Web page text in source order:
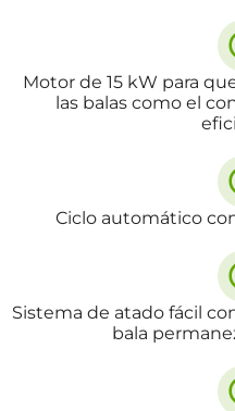
Motor de 15 kW para
las balas como el
Ciclo automático
Sistema de atado fácil
bala